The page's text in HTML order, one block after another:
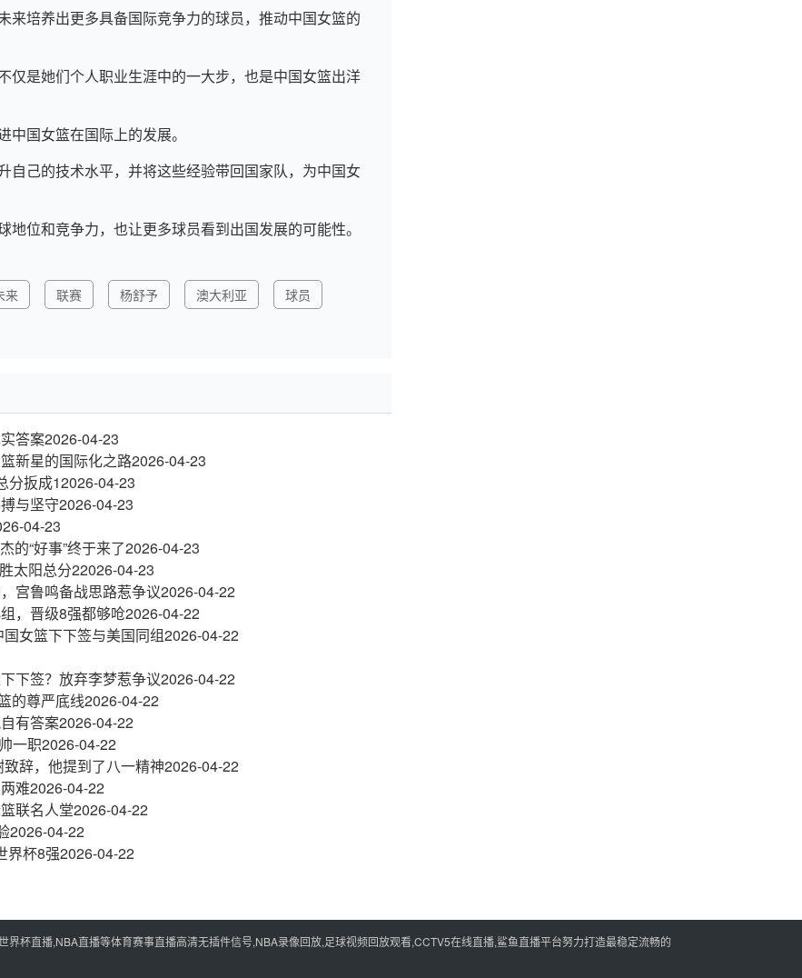
来培养出更多具备国际竞争力的球员，推动中国女篮的
仅是她们个人职业生涯中的一大步，也是中国女篮出洋
国女篮在国际上的发展。
自己的技术水平，并将这些经验带回国家队，为中国女
位和竞争力，也让更多球员看到出国发展的可能性。
来 联赛 杨舒予 澳大利亚
球员
答案2026-04-23
新星的国际化之路2026-04-23
分扳成12026-04-23
与坚守2026-04-23
04-23
的“好事”终于来了2026-04-23
太阳总分22026-04-23
宫鲁鸣备战思路惹争议2026-04-22
，晋级8强都够呛2026-04-22
女篮下下签与美国同组2026-04-22
下签？放弃李梦惹争议2026-04-22
的尊严底线2026-04-22
有答案2026-04-22
一职2026-04-22
辞，他提到了八一精神2026-04-22
难2026-04-22
联名人堂2026-04-22
2026-04-22
界杯8强2026-04-22
杯直播,NBA直播等体育赛事直播高清无插件信号,NBA录像回放,足球视频回放观看,CCTV5在线直播,鲨鱼直播平台努力打造最稳定流畅的